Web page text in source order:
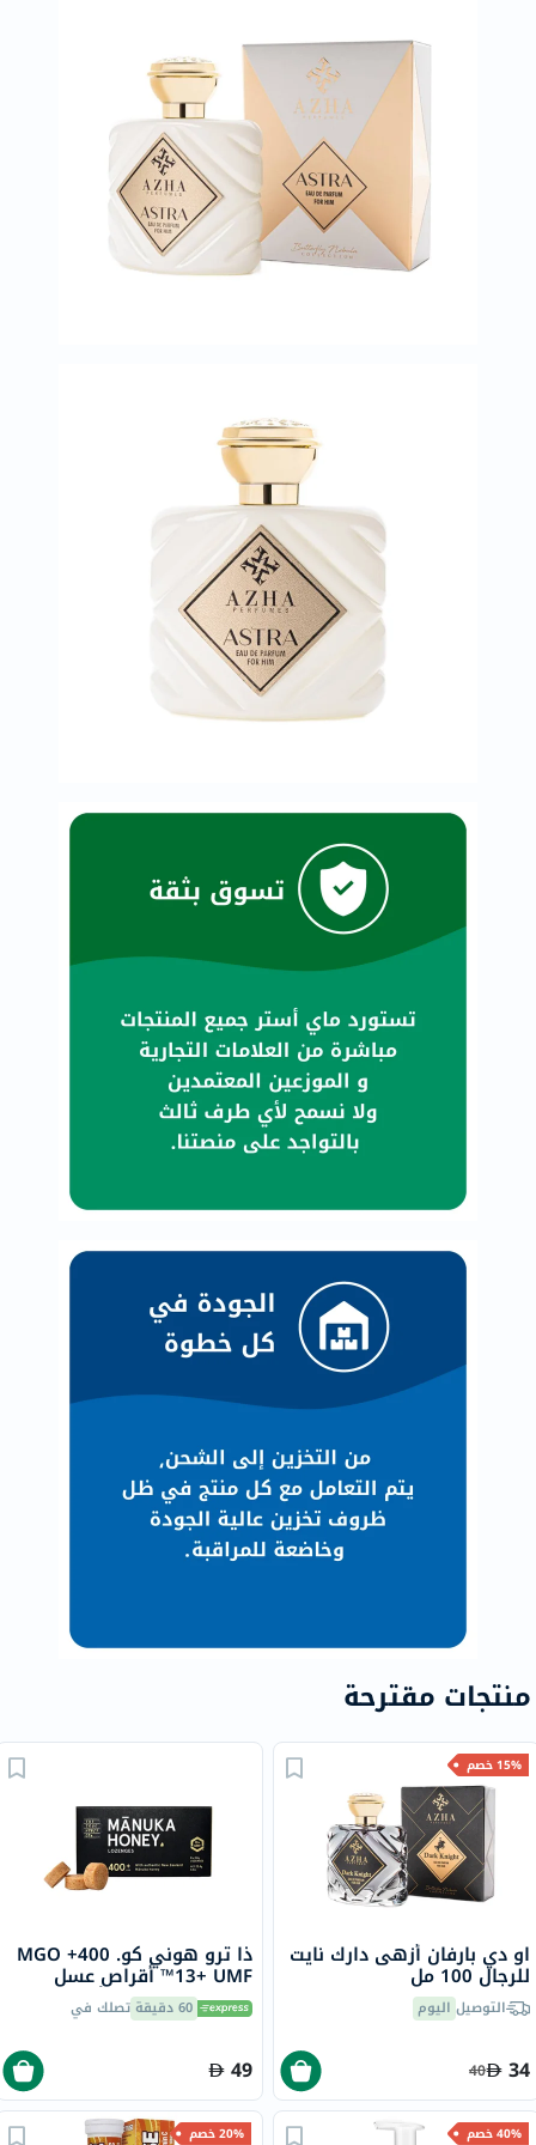
منتجات مقترحة
15% خصم
او دي بارفان أزهى دارك نايت
للرجال 100 مل
التوصيل اليوم
34
40
ذا ترو هوني كو. 400+ MGO
13+ UMF™ أقراص عسل
مانوكا 2.8 جرام 8 أقراص60 دقيقة تصلك في
49
40% خصم 20% خصم